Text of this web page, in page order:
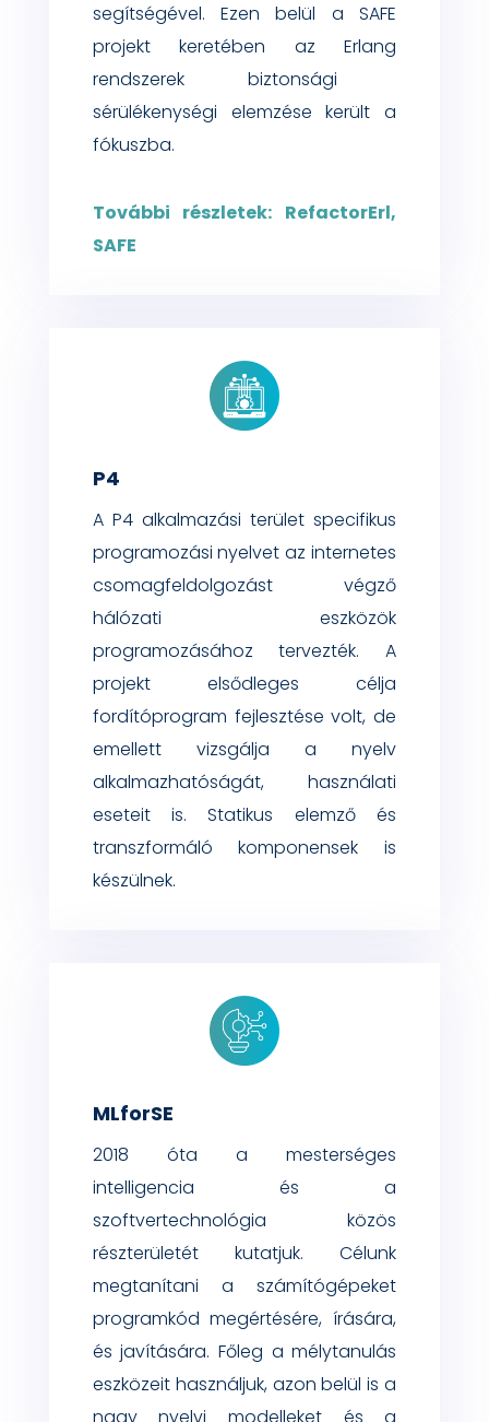
segítségével. Ezen belül a SAFE
projekt keretében azErlang
rendszerek biztonsági
sérülékenységi elemzése került a
fókuszba.
További részletek: RefactorErl,
SAFE
P4
A P4alkalmazási terület specifikus
programozási nyelvet az internetes
csomagfeldolgozást végző
hálózati eszközök
programozásához tervezték. A
projekt elsődleges célja
fordítóprogram fejlesztése volt, de
emellett vizsgálja a nyelv
alkalmazhatóságát,használati
eseteit is. Statikus elemző és
transzformáló komponensek is
készülnek.
MLforSE
2018 óta a mesterséges
intelligencia és a
szoftvertechnológia közös
részterületét kutatjuk. Célunk
megtanítani a számítógépeket
programkód megértésére, írására,
és javítására. Főleg a mélytanulás
eszközeit használjuk, azon belül is a